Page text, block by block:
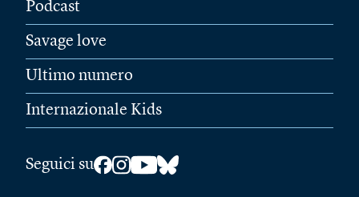
Podcast
Savage love
Ultimo numero
Internazionale Kids
Seguici su